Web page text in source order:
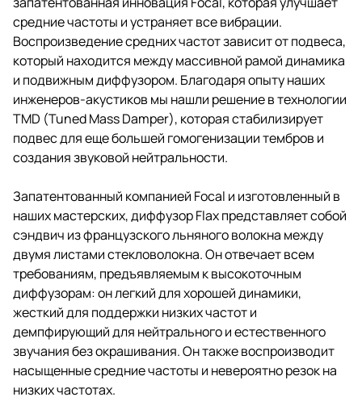
средние частоты и устраняет все вибрации.
Воспроизведение средних частот зависит от подвеса,
который находится между массивной рамой динамика
и подвижным диффузором. Благодаря опыту наших
инженеров-акустиков мы нашли решение в технологии
TMD (Tuned Mass Damper), которая стабилизирует
подвес для еще большей гомогенизации тембров и
создания звуковой нейтральности.
Запатентованный компанией Focal и изготовленный в
наших мастерских, диффузор Flax представляет собой
сэндвич из французского льняного волокна между
двумя листами стекловолокна. Он отвечает всем
требованиям, предъявляемым к высокоточным
диффузорам: он легкий для хорошей динамики,
жесткий для поддержки низких частот и
демпфирующий для нейтрального и естественного
звучания без окрашивания. Он также воспроизводит
насыщенные средние частоты и невероятно резок на
низких частотах.